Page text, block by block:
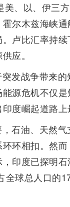
、以、伊三
尔木兹海峡
卢比汇率持
应。
发战争带来
源危机不仅
度崛起道路上
石油、天然
环相扣。然
印度已探明
全球总人口的